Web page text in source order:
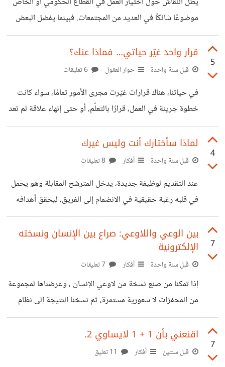
هذا الخيار، ستضطر إلى تقليص التكاليف إلى الحد الأدنى، وهو
موضوعًا شائكًا في العديد من المجتمعات. فبينما يفضل البعض
العمل في القطاع الحكومي لما يوفره من استقرار وامتيازات، يرى
آخرون أن العمل في القطاع الخاص يوفر فرصًا أكبر للنمو
الشخصي والمهني. من جهة، يُعتبر القطاع الحكومي خيارًا
التقاعد، والإجازات المدفوعة، فضلاً عن بيئة عمل قد تكون أقل
ضغطًا مقارنة بالقطاع الخاص. كما يتمتع موظفو القطاع
الحكومي بمزايا عديدة تتعلق بالاستقرار المالي
5
قرار واحد غيّر حياتي… فماذا عنك؟
قبل سنة واحدة حوار العقول
في حياتنا، هناك قرارات غيّرت مجرى الأمور تمامًا، سواء كانت
خطوة جريئة في العمل، قرارًا بالتعلّم، أو حتى إنهاء علاقة لم تعد
تضيف لنا شيئًا. بعض هذه القرارات كانت صعبة، لكن تأثيرها كان
واضحًا بعد فترة. ما هو القرار الذي اتخذته في حياتك، وأحدث
فرقًا حقيقيًا لم تكن تتوقعه في البداية؟ سواء كان إيجابيًا أو
إلهام لشخص آخر يواجه قرارًا مشابهًا.
4
لماذا سأختارك أنت وليس غيرك
قبل سنة واحدة أفكار
عند التقديم لوظيفة جديدة، يدخل المترشح المقابلة وهو يحمل
في قلبه رغبة حقيقية في الانضمام إلى الفريق، ليحقق أهدافه
الشخصية والمهنية. في المقابل، لدى الشركة رغبة مماثلة في
العثور على شخص يملك المهارات والخبرة التي تناسب
احتياجاتها، ويساهم في نجاحها المستقبلي. كلا الطرفين يبحث
عن التوافق، وهذا التوافق لا يأتي إلا من خلال فهما العميق
لاحتياجات الآخر. إذن، في قلب المقابلة، نجد أن المترشح
والشركة ليسا خصمين يتنافسان، بل شركاء في عملية بحث
7
بين الوعي واللاوعي: صراع بين الإنسان ونسخته
الإلكترونية
قبل سنة واحدة أفكار
إذا تمكنا من صنع نسخة من لاوعي الإنسان ، وعرضناها لمجموعة
من المحفزات لا شعورية مستمرة، ثم نسخنا النتيجة إلى نظام
ذكاء اصطناعي، هل سيستطيع هذا الذكاء الاصطناعي أن يسبق
أفكار الإنسان بثوانٍ؟ وهل سيظل عاجزًا عن الخروج عن نطاق
المحفزات؟ وما الذي سيحدث إذا تم تدمير قدرة الإنسان على
7
اقنعني بأن 1 + 1 لايساوي 2.
قبل سنتين أفكار